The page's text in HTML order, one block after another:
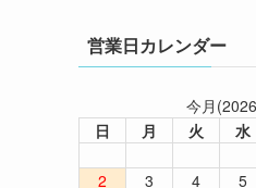
営業日カレンダー
今月
日
月 火 水
2
3 4 5